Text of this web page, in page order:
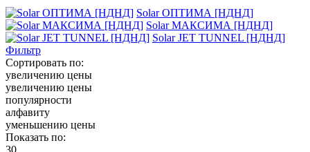
Solar ОПТИМА [НДНД]
Solar МАКСИМА [НДНД]
Solar JET TUNNEL [НДНД]
Фильтр
Сортировать по:
увеличению цены
увеличению цены
популярности
алфавиту
уменьшению цены
Показать по:
30